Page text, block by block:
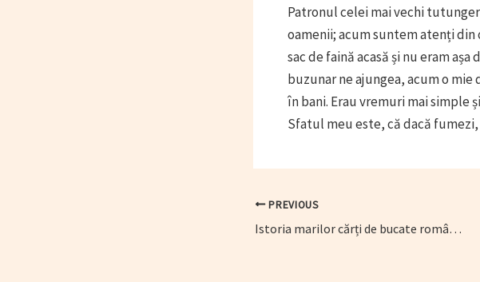
Patronul celei mai vechi
oamenii; acum suntem atenți din
sac de faină acasă și nu eram
buzunar ne ajungea, acum o
în bani. Erau vremuri mai simple
Sfatul meu este, că dacă fumezi,
Post
navigation
PREVIOUS
Istoria marilor cărți de bucate românești. Ctitorii gastronomiei moderne. Bacalbașa. Epistola a patra